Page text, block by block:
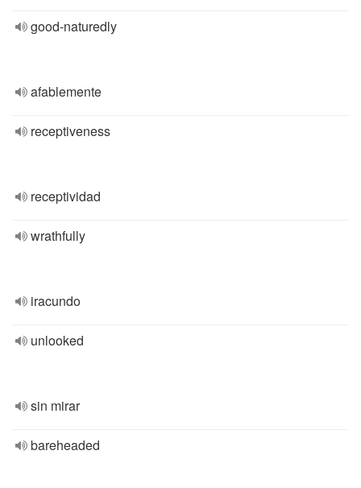
good-naturedly
afablemente
receptiveness
receptividad
wrathfully
iracundo
unlooked
sin mirar
bareheaded